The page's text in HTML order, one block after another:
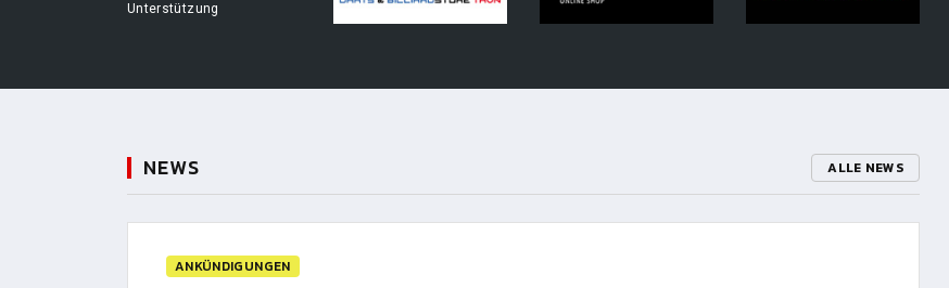
Unterstützung
NEWS ALLE NEWS
ANKÜNDIGUNGEN